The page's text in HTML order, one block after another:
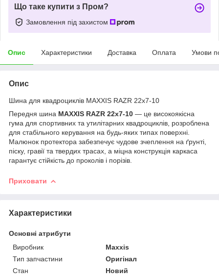
Що таке купити з Пром?
Замовлення під захистом
Опис Характеристики Доставка Оплата Умови
Опис
Шина для квадроциклів MAXXIS RAZR 22x7-10
Передня шина MAXXIS RAZR 22x7-10 — це високоякісна
гума для спортивних та утилітарних квадроциклів, розроблена
для стабільного керування на будь-яких типах поверхні.
Малюнок протектора забезпечує чудове зчеплення на ґрунті,
піску, гравії та твердих трасах, а міцна конструкція каркаса
гарантує стійкість до проколів і порізів.
Приховати
Характеристики
Основні атрибути
Виробник
Maxxis
Тип запчастини
Оригінал
Стан
Новий